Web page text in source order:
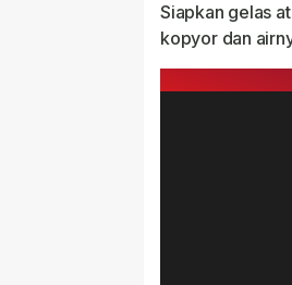
Siapkan gelas
kopyor dan